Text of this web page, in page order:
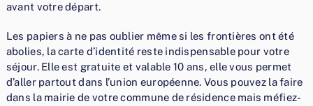
avant votre départ.
Les papiers à ne pas oublier même si les frontières ont été
abolies, la carte d’identité reste indispensable pour votre
séjour. Elle est gratuite et valable 10 ans, elle vous permet
d’aller partout dans l’union européenne. Vous pouvez la faire
dans la mairie de votre commune de résidence mais méfiez-